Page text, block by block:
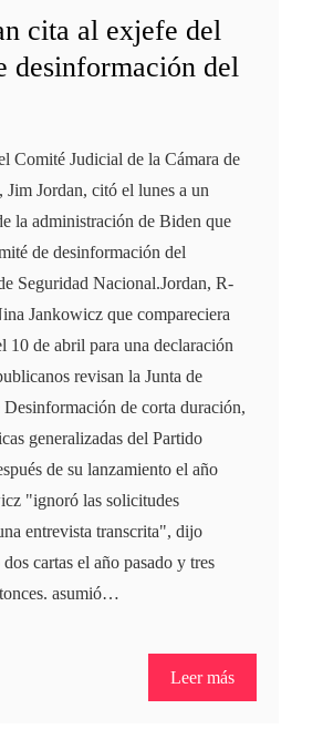
cita al exjefe del
desinformación del
Comité Judicial de la Cámara de
Jim Jordan, citó el lunes a un
la administración de Biden que
de desinformación del
Seguridad Nacional.Jordan, R-
Jankowicz que compareciera
10 de abril para una declaración
revisan la Junta de
Desinformación de corta duración,
generalizadas del Partido
de su lanzamiento el año
"ignoró las solicitudes
entrevista transcrita", dijo
cartas el año pasado y tres
asumió…
Leer más